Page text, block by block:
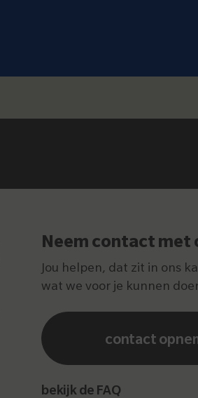
Neem contact met
Jou helpen, dat zit in ons
wat we voor je kunnen
contact
bekijk de FAQ